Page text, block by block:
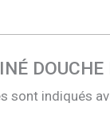
DOUCHE
sont indiqués